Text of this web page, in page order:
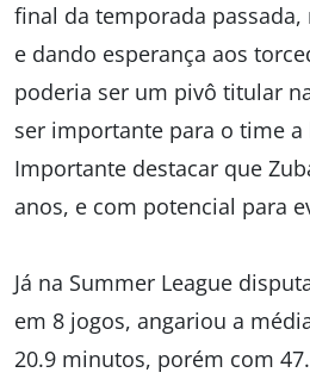
final da temporada
e dando esperança aos
poderia ser um pivô titular
ser importante para o time a
Importante destacar que
anos, e com potencial para
Já na Summer League
em 8 jogos, angariou a
20.9 minutos, porém com